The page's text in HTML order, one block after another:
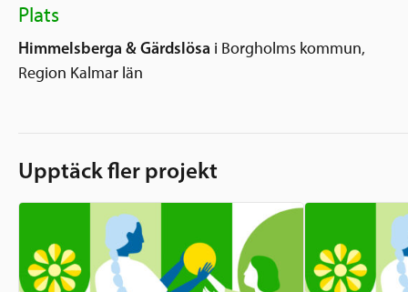
Plats
Himmelsberga & Gärdslösa i Borgholms kommun,
Region Kalmar län
Upptäck fler projekt